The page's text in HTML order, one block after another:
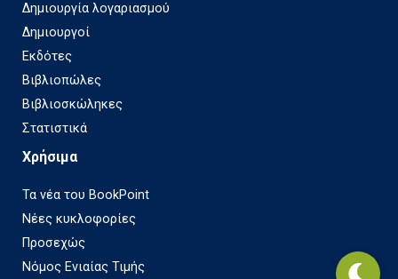
Δημιουργία λογαριασμού
Δημιουργοί
Εκδότες
Βιβλιοπώλες
Βιβλιοσκώληκες
Στατιστικά
Χρήσιμα
Τα νέα του BookPoint
Νέες κυκλοφορίες
Προσεχώς
Νόμος Ενιαίας Τιμής